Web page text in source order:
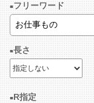
フリーワード
長さ
R指定